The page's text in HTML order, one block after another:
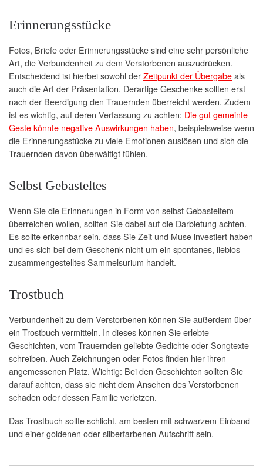
Erinnerungsstücke
Fotos, Briefe oder Erinnerungsstücke sind eine sehr persönliche
Art, die Verbundenheit zu dem Verstorbenen auszudrücken.
Entscheidend ist hierbei sowohl derZeitpunkt der Übergabeals
auch die Art der Präsentation. Derartige Geschenke sollten erst
nach der Beerdigung den Trauernden überreicht werden. Zudem
ist es wichtig, auf deren Verfassung zu achten: Die gut gemeinte
Geste könnte negative Auswirkungen haben, beispielsweise wenn
die Erinnerungsstücke zu viele Emotionen auslösen und sich die
Trauernden davon überwältigt fühlen.
Selbst Gebasteltes
Wenn Sie die Erinnerungen in Form von selbst Gebasteltem
überreichen wollen, sollten Sie dabei auf die Darbietung achten.
Es sollte erkennbar sein, dass Sie Zeit und Muse investiert haben
und es sich bei dem Geschenk nicht um ein spontanes, lieblos
zusammengestelltes Sammelsurium handelt.
Trostbuch
Verbundenheit zu dem Verstorbenen können Sie außerdem über
ein Trostbuch vermitteln. In dieses können Sie erlebte
Geschichten, vom Trauernden geliebte Gedichte oder Songtexte
schreiben. Auch Zeichnungen oder Fotos finden hier ihren
angemessenen Platz. Wichtig: Bei den Geschichten sollten Sie
darauf achten, dass sie nicht dem Ansehen des Verstorbenen
schaden oder dessen Familie verletzen.
Das Trostbuch sollte schlicht, am besten mit schwarzem Einband
und einer goldenen oder silberfarbenen Aufschrift sein.